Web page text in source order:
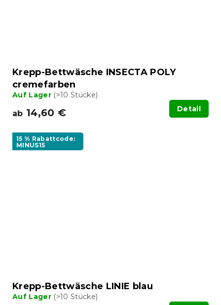
Krepp-Bettwäsche INSECTA POLY
cremefarben
Auf Lager (>10 Stücke)
ab 14,60 € Detail
15 % Rabattcode:
MINUS15
Krepp-Bettwäsche LINIE blau
Auf Lager (>10 Stücke)